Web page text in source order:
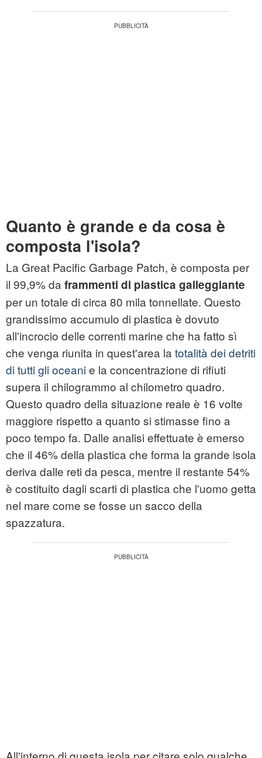
Quanto è grande e da cosa è
composta l'isola?
La Great Pacific Garbage Patch, è composta per
il 99,9% da frammenti di plastica galleggiante
per un totale di circa 80 mila tonnellate. Questo
grandissimo accumulo di plastica è dovuto
all'incrocio delle correnti marine che ha fatto sì
che venga riunita in quest'area la totalità dei detriti
di tutti gli oceanie la concentrazione di rifiuti
supera il chilogrammo al chilometro quadro.
Questo quadro della situazione reale è 16 volte
maggiore rispetto a quanto si stimasse fino a
poco tempo fa. Dalle analisi effettuate è emerso
che il 46% della plastica che forma la grande isola
deriva dalle reti da pesca, mentre il restante 54%
è costituito dagli scarti di plastica che l'uomo getta
nel mare come se fosse un sacco della
spazzatura.